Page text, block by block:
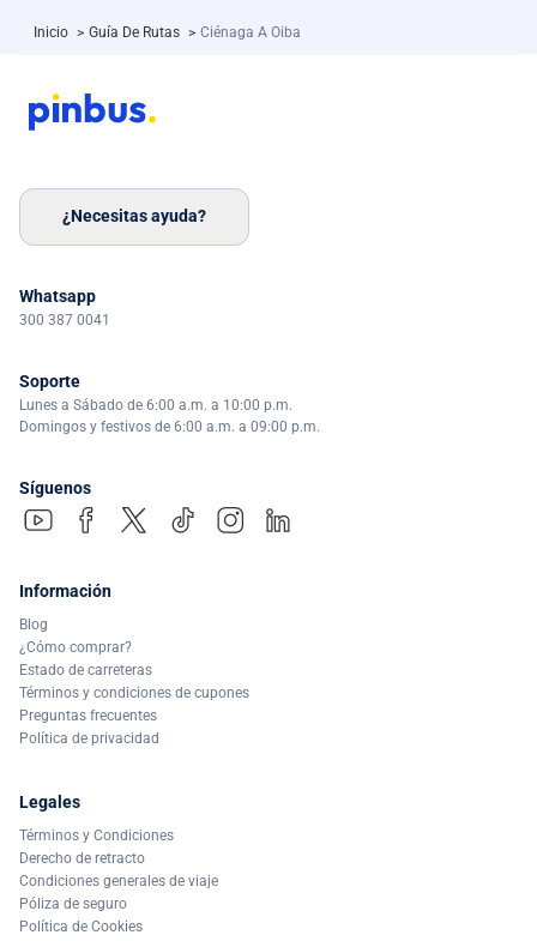
Inicio > Guía De Rutas > Ciénaga A Oiba
¿Necesitas ayuda?
Whatsapp
300 387 0041
Soporte
Lunes a Sábado de 6:00 a.m. a 10:00 p.m.
Domingos y festivos de 6:00 a.m. a 09:00 p.m.
Síguenos
Información
Blog
¿Cómo comprar?
Estado de carreteras
Términos y condiciones de cupones
Preguntas frecuentes
Política de privacidad
Legales
Términos y Condiciones
Derecho de retracto
Condiciones generales de viaje
Póliza de seguro
Política de Cookies